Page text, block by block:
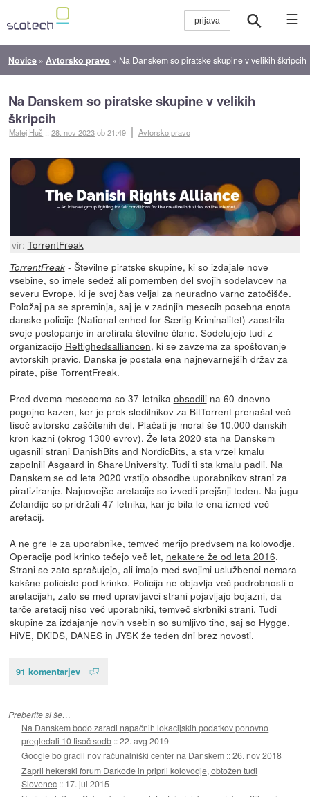
☰
Novice » Avtorsko pravo » Na Danskem so piratske skupine v velikih škripcih
Na Danskem so piratske skupine v velikih
škripcih
Matej Huš ::28. nov 2023ob 21:49 Avtorsko pravo
vir: TorrentFreak
TorrentFreak- Številne piratske skupine, ki so izdajale nove
vsebine, so imele sedež ali pomemben del svojih sodelavcev na
severu Evrope, ki je svoj čas veljal za neuradno varno zatočišče.
Položaj pa se spreminja, saj je v zadnjih mesecih posebna enota
danske policije (National enhed for Særlig Kriminalitet) zaostrila
svoje postopanje in aretirala številne člane. Sodelujejo tudi z
organizacijo Rettighedsalliancen, ki se zavzema za spoštovanje
avtorskih pravic. Danska je postala ena najnevarnejših držav za
pirate, piše TorrentFreak.
Pred dvema mesecema so 37-letnika obsodilina 60-dnevno
pogojno kazen, ker je prek sledilnikov za BitTorrent prenašal več
tisoč avtorsko zaščitenih del. Plačati je moral še 10.000 danskih
kron kazni (okrog 1300 evrov). Že leta 2020 sta na Danskem
ugasnili strani DanishBits and NordicBits, a sta vrzel kmalu
zapolnili Asgaard in ShareUniversity. Tudi ti sta kmalu padli. Na
Danskem se od leta 2020 vrstijo obsodbe uporabnikov strani za
piratiziranje. Najnovejše aretacije so izvedli prejšnji teden. Na jugu
Zelandije so pridržali 47-letnika, kar je bila le ena izmed več
aretacij.
A ne gre le za uporabnike, temveč merijo predvsem na kolovodje.
Operacije pod krinko tečejo več let, nekatere že od leta 2016.
Strani se zato sprašujejo, ali imajo med svojimi uslužbenci nemara
kakšne policiste pod krinko. Policija ne objavlja več podrobnosti o
aretacijah, zato se med upravljavci strani pojavljajo bojazni, da
tarče aretacij niso več uporabniki, temveč skrbniki strani. Tudi
skupine za izdajanje novih vsebin so sumljivo tiho, saj so Hygge,
HiVE, DKiDS, DANES in JYSK že teden dni brez novosti.
91 komentarjev
Preberite si še…
Na Danskem bodo zaradi napačnih lokacijskih podatkov ponovno
pregledali 10 tisoč sodb ::22. avg 2019
Google bo gradil nov računalniški center na Danskem ::26. nov 2018
Zaprli hekerski forum Darkode in priprli kolovodje, obtožen tudi
Slovenec :: 17. jul 2015